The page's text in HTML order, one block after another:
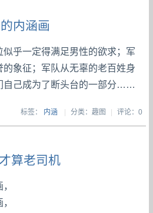
内涵画
乎一定得满足男性的欲求；军
象征；军队从无辜的老百姓身
自己成为了断头台的一部分……
标签： 内涵 | 分类：趣图 | 评论：0
算老司机